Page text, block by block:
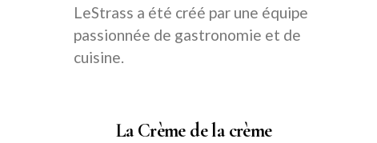
LeStrass a été créé par une équipe
passionnée de gastronomie et de
cuisine.
La Crème de la crème